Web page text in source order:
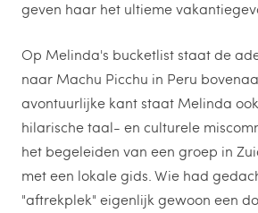
geven haar het ultieme
Op Melinda's bucketlist staat de
naar Machu Picchu in Peru
avontuurlijke kant staat Melinda
hilarische taal- en culturele
het begeleiden van een groep in
met een lokale gids. Wie had
"aftrekplek" eigenlijk gewoon een